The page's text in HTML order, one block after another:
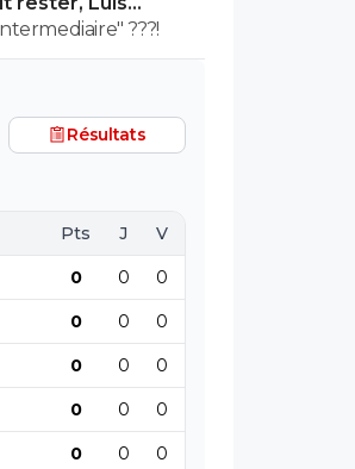
nez...Reste au Réal
le vestiaire !
???!
Résultats
Pts J V
0 0 0
0 0 0
0 0 0
0 0 0
0 0 0